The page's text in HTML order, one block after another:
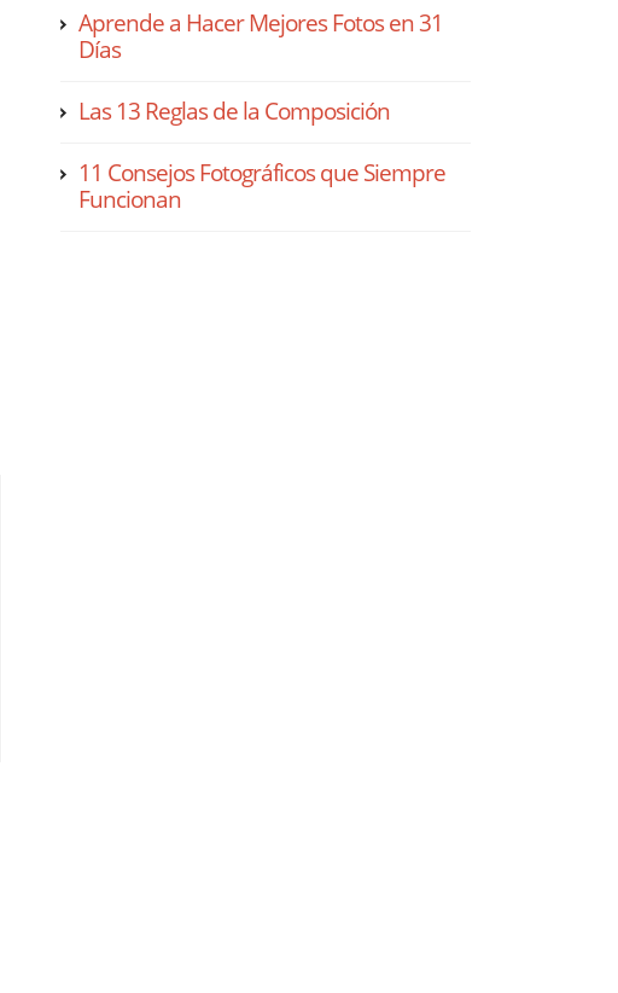
Aprende a Hacer Mejores Fotos en 31
Días
Las 13 Reglas de la Composición
11 Consejos Fotográficos que Siempre
Funcionan